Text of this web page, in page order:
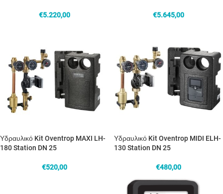
€5.220,00 €5.645,00
Υδραυλικό Kit Oventrop MAXI LH-
180 Station DN 25
€520,00
Υδραυλικό Kit Oventrop MIDI ELH-
130 Station DN 25
€480,00